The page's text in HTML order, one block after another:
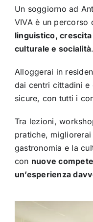
Un soggiorno ad
VIVA è un percorso
linguistico,
culturale e socialità.
Alloggerai in
dai centri cittadini e
sicure, con tutti i
Tra lezioni,
pratiche,
gastronomia e la
con nuove
un’esperienza